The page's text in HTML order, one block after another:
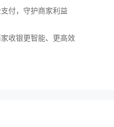
付，守护商家利益
收银更智能、更高效